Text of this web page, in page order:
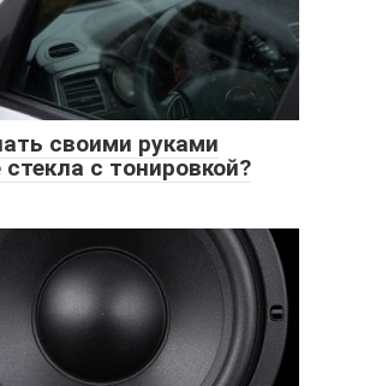
своими руками
с тонировкой?